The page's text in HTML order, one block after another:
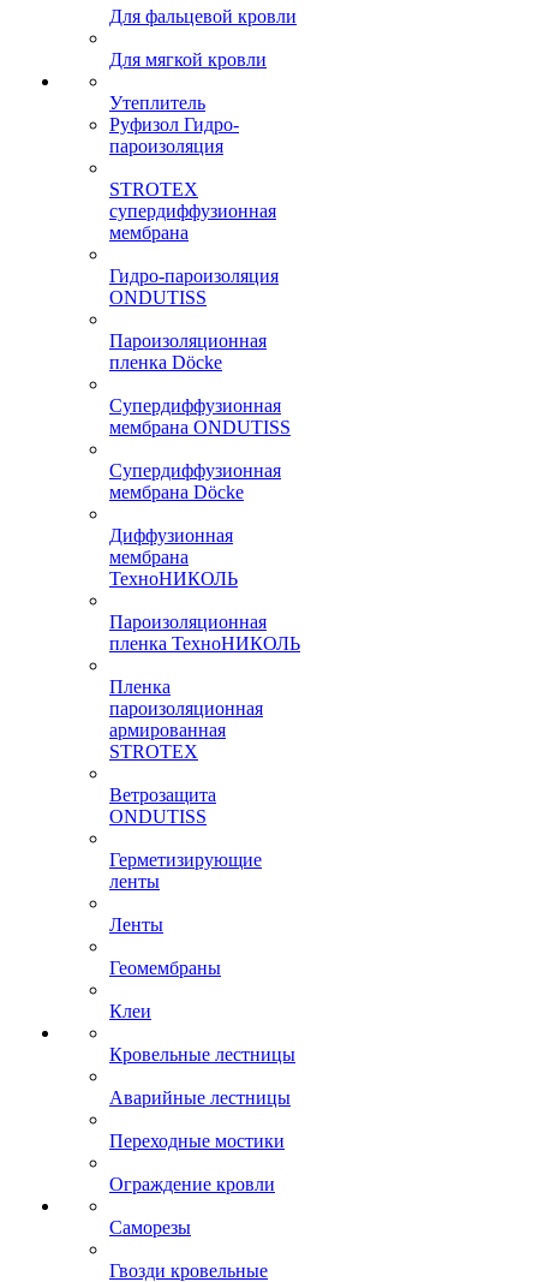
Для фальцевой кровли
Для мягкой кровли
Утеплитель
Руфизол Гидро-
пароизоляция
STROTEX
супердиффузионная
мембрана
Гидро-пароизоляция
ONDUTISS
Пароизоляционная
пленка Döcke
Супердиффузионная
мембрана ONDUTISS
Супердиффузионная
мембрана Döcke
Диффузионная
мембрана
ТехноНИКОЛЬ
Пароизоляционная
пленка ТехноНИКОЛЬ
Пленка
пароизоляционная
армированная
STROTEX
Ветрозащита
ONDUTISS
Герметизирующие
ленты
Ленты
Геомембраны
Клеи
Кровельные лестницы
Аварийные лестницы
Переходные мостики
Ограждение кровли
Саморезы
Гвозди кровельные